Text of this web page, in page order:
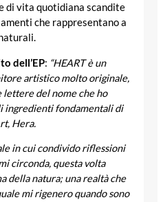
di vita quotidiana scandite
che rappresentano a
dell’EP: “HEART è un
artistico molto originale,
lettere del nome che ho
ingredienti fondamentali di
Hera.
in cui condivido riflessioni
circonda, questa volta
della natura; una realtà che
mi rigenero quando sono